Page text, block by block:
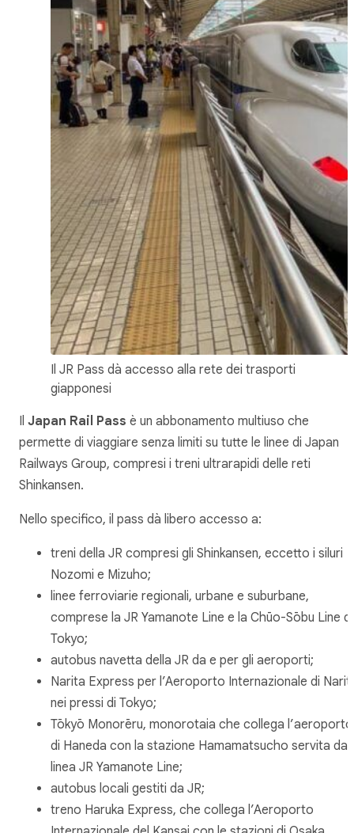
Il JR Pass dà accesso alla rete dei trasporti
giapponesi
Il Japan Rail Pass è un abbonamento multiuso che
permette di viaggiare senza limiti su tutte le linee di Japan
Railways Group, compresi i treni ultrarapidi delle reti
Shinkansen.
Nello specifico, il pass dà libero accesso a:
treni della JR compresi gli Shinkansen, eccetto i siluri
Nozomi e Mizuho;
linee ferroviarie regionali, urbane e suburbane,
comprese la JR Yamanote Line e la Chūo-Sōbu Line di
Tokyo;
autobus navetta della JR da e per gli aeroporti;
Narita Express per l’Aeroporto Internazionale di
nei pressi di Tokyo;
Tōkyō Monorēru, monorotaia che collega l’aeroporto
di Haneda con la stazione Hamamatsucho servita
linea JR Yamanote Line;
autobus locali gestiti da JR;
treno Haruka Express, che collega l’Aeroporto